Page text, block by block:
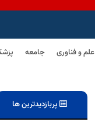
علم و فناوری جامعه
پربازدیدترین ها